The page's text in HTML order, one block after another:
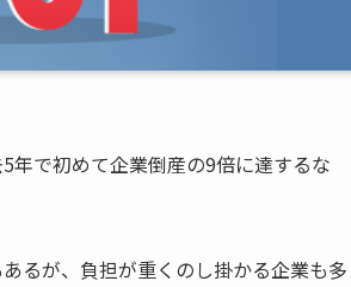
年で初めて企業倒産の9倍に達するな
るが、負担が重くのし掛かる企業も多